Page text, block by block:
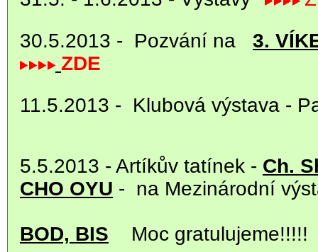
30.5.2013 - Pozvání na 3.
ZDE
11.5.2013 - Klubová výstava -
5.5.2013 - Artíkův tatínek - Ch.
CHO OYU - na Mezinárodní
BOD, BIS Moc gratulujeme!!!!!